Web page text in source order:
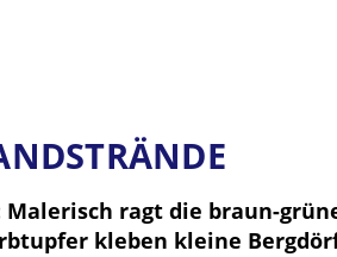
ragt die braun-
kleben kleine